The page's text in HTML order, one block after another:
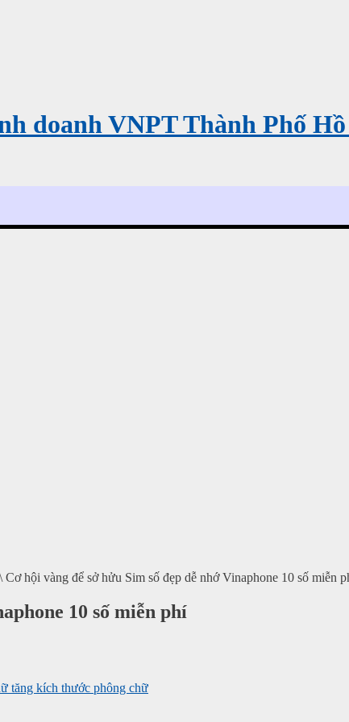
doanh VNPT Thành Phố
\ Cơ hội vàng để sở hửu Sim số đẹp dễ nhớ Vinaphone 10 số miễn
10 số miễn phí
tăng kích thước phông chữ